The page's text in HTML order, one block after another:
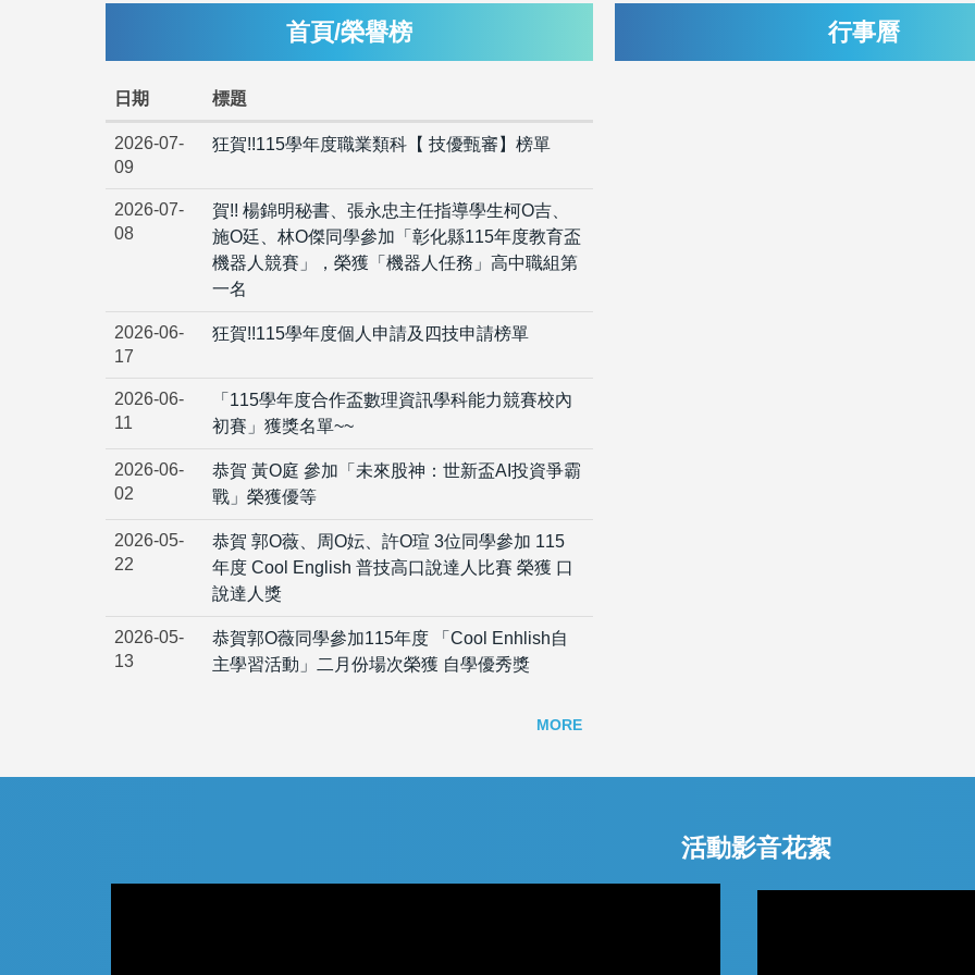
首頁/榮譽榜
日期 標題
2026-07-
09
狂賀!!115學年度職業類科【 技優甄審】榜單
2026-07-
08
賀!! 楊錦明秘書、張永忠主任指導學生柯O吉、
施O廷、林O傑同學參加「彰化縣115年度教育盃
機器人競賽」，榮獲「機器人任務」高中職組第
一名
2026-06-
17
狂賀!!115學年度個人申請及四技申請榜單
2026-06-
11
「115學年度合作盃數理資訊學科能力競賽校內
初賽」獲獎名單~~
2026-06-
02
恭賀 黃O庭 參加「未來股神：世新盃AI投資爭霸
戰」榮獲優等
2026-05-
22
恭賀 郭O薇、周O妘、許O瑄 3位同學參加 115
年度 Cool English 普技高口說達人比賽 榮獲 口
說達人獎
2026-05-
13
恭賀郭O薇同學參加115年度 「Cool Enhlish自
主學習活動」二月份場次榮獲 自學優秀獎
MORE
行事曆
活動影音花絮